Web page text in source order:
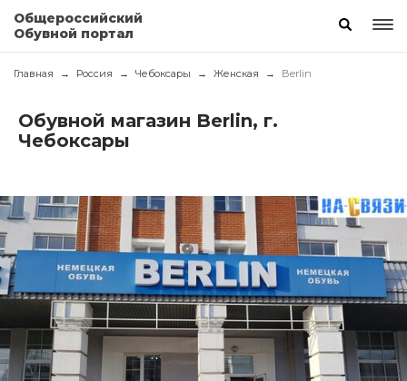
Общероссийский
Обувной портал
Главная Россия Чебоксары Женская Berlin
Обувной магазин Berlin, г.
Чебоксары